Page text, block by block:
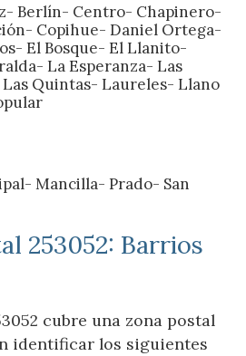
Berlín- Centro- Chapinero-
Copihue- Daniel Ortega-
El Bosque- El Llanito-
La Esperanza- Las
Quintas- Laureles- Llano
Mancilla- Prado- San
253052: Barrios
cubre una zona postal
identificar los siguientes